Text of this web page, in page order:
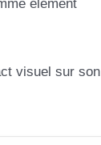
élément
visuel sur son